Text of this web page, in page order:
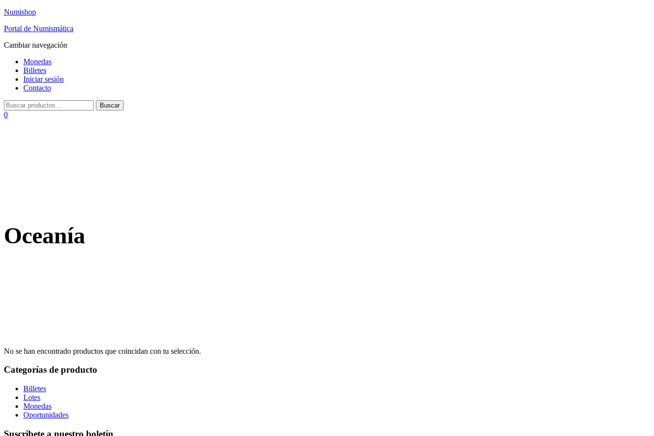
Numishop
Portal de Numismática
Cambiar navegación
Monedas
Billetes
Iniciar sesión
Contacto
0
Oceanía
No se han encontrado productos que coincidan con tu selección.
Categorías de producto
Billetes
Lotes
Monedas
Oportunidades
Suscribete a nuestro boletín